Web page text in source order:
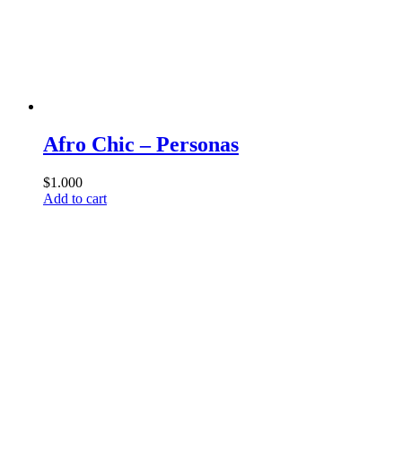
Afro Chic – Personas
$1.000
Add to cart